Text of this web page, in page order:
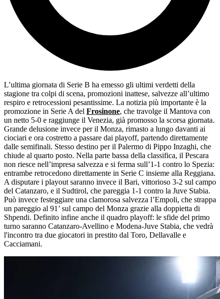
L’ultima giornata di Serie B ha emesso gli ultimi verdetti della
stagione tra colpi di scena, promozioni inattese, salvezze all’ultimo
respiro e retrocessioni pesantissime. La notizia più importante è la
promozione in Serie A del Frosinone, che travolge il Mantova con
un netto 5-0 e raggiunge il Venezia, già promosso la scorsa giornata.
Grande delusione invece per il Monza, rimasto a lungo davanti ai
ciociari e ora costretto a passare dai playoff, partendo direttamente
dalle semifinali. Stesso destino per il Palermo di Pippo Inzaghi, che
chiude al quarto posto. Nella parte bassa della classifica, il Pescara
non riesce nell’impresa salvezza e si ferma sull’1-1 contro lo Spezia:
entrambe retrocedono direttamente in Serie C insieme alla Reggiana.
A disputare i playout saranno invece il Bari, vittorioso 3-2 sul campo
del Catanzaro, e il Sudtirol, che pareggia 1-1 contro la Juve Stabia.
Può invece festeggiare una clamorosa salvezza l’Empoli, che strappa
un pareggio al 91’ sul campo del Monza grazie alla doppietta di
Shpendi. Definito infine anche il quadro playoff: le sfide del primo
turno saranno Catanzaro-Avellino e Modena-Juve Stabia, che vedrà
l'incontro tra due giocatori in prestito dal Toro, Dellavalle e
Cacciamani.